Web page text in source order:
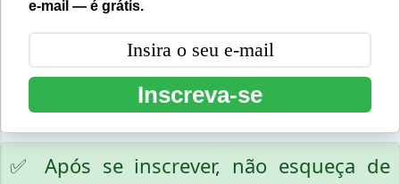
e-mail — é grátis.
Inscreva-se
✅ Após se inscrever, não esqueça de